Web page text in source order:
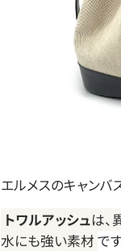
エルメスのキャンバ
トワルアッシュは
水にも強い素材 で